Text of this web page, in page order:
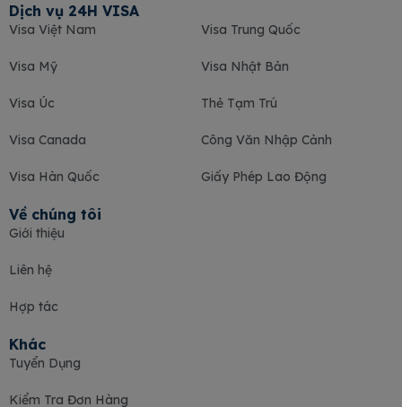
Về chúng tôi
Giới thiệu
Liên hệ
Hợp tác
Dịch vụ 24H VISA
Visa Việt Nam
Visa Mỹ
Visa Úc
Visa Canada
Visa Hàn Quốc
Visa Trung Quốc
Visa Nhật Bản
Thẻ Tạm Trú
Công Văn Nhập Cảnh
Giấy Phép Lao Động
Khác
Tuyển Dụng
Kiểm Tra Đơn Hàng